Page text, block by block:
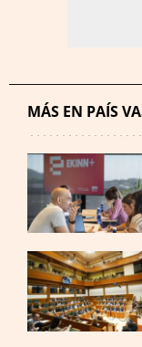
MÁS EN PAÍS